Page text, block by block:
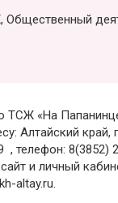
Общественный
«На
Алтайский край,
, телефон: 8(3852)
и личный
altay.ru.